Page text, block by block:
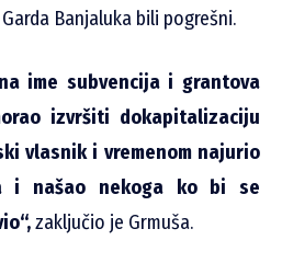
Banjaluka bili pogrešni.
ime subvencija i grantova
izvršiti dokapitalizaciju
vlasnik i vremenom najurio
i našao nekoga ko bi se
zaključio je Grmuša.